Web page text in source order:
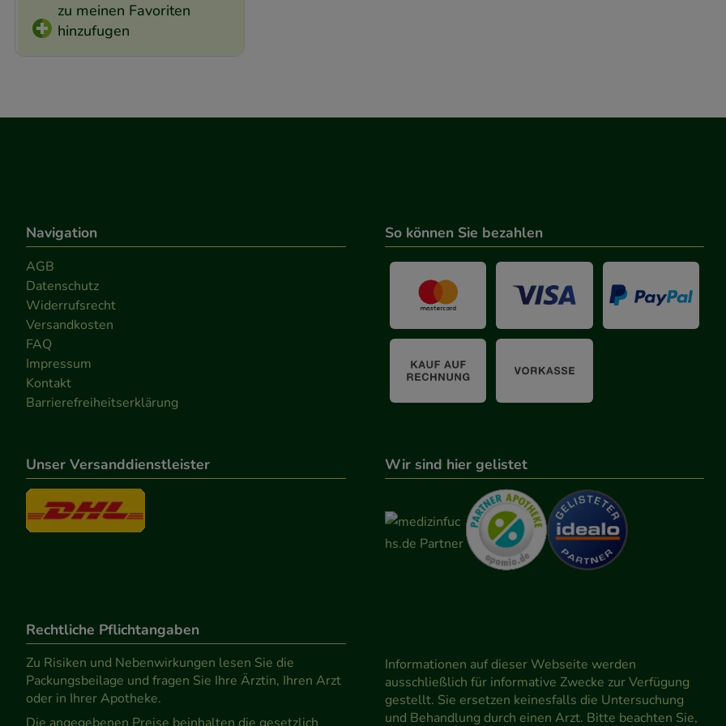
zu meinen Favoriten
hinzufugen
Navigation
AGB
Datenschutz
Widerrufsrecht
Versandkosten
FAQ
Impressum
Kontakt
Barrierefreiheitserklärung
So können Sie bezahlen
Unser Versanddienstleister Wir sind hier gelistet
Rechtliche Pflichtangaben
Zu Risiken und Nebenwirkungen lesen Sie die
Packungsbeilage und fragen Sie Ihre Ärztin, Ihren Arzt
oder in Ihrer Apotheke.
Informationen auf dieser Webseite werden
ausschließlich für informative Zwecke zur Verfügung
gestellt. Sie ersetzen keinesfalls die Untersuchung
und Behandlung durch einen Arzt. Bitte beachten Sie,